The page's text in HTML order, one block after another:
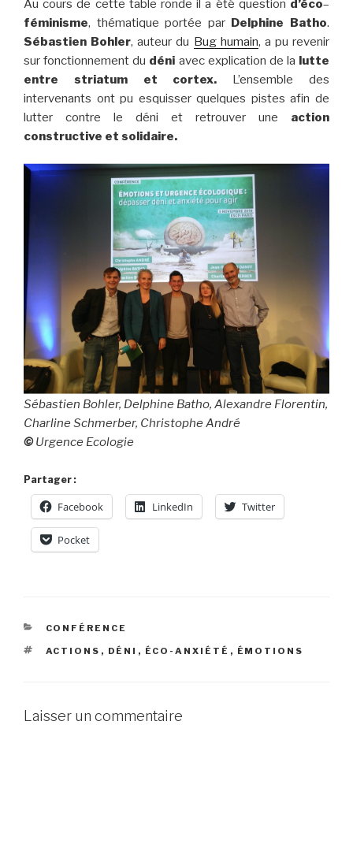
Au cours de cette table ronde il a été question d’éco–
féminisme, thématique portée par Delphine Batho.
Sébastien Bohler, auteur du Bug humain, a pu revenir
sur fonctionnement du déni avec explication de la lutte
entre striatum et cortex. L’ensemble des
intervenants ont pu esquisser quelques pistes afin de
lutter contre le déni et retrouver une action
constructive et solidaire.
Sébastien Bohler, Delphine Batho, Alexandre Florentin,
Charline Schmerber, Christophe André
©Urgence Ecologie
Partager :
Facebook LinkedIn Twitter
Pocket
CATÉGORIES
CONFÉRENCE
ÉTIQUETTES
ACTIONS , DÉNI , ÉCO-ANXIÉTÉ , ÉMOTIONS
Laisser un commentaire